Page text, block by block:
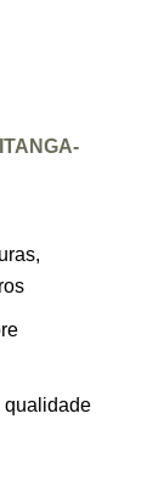
qualidade